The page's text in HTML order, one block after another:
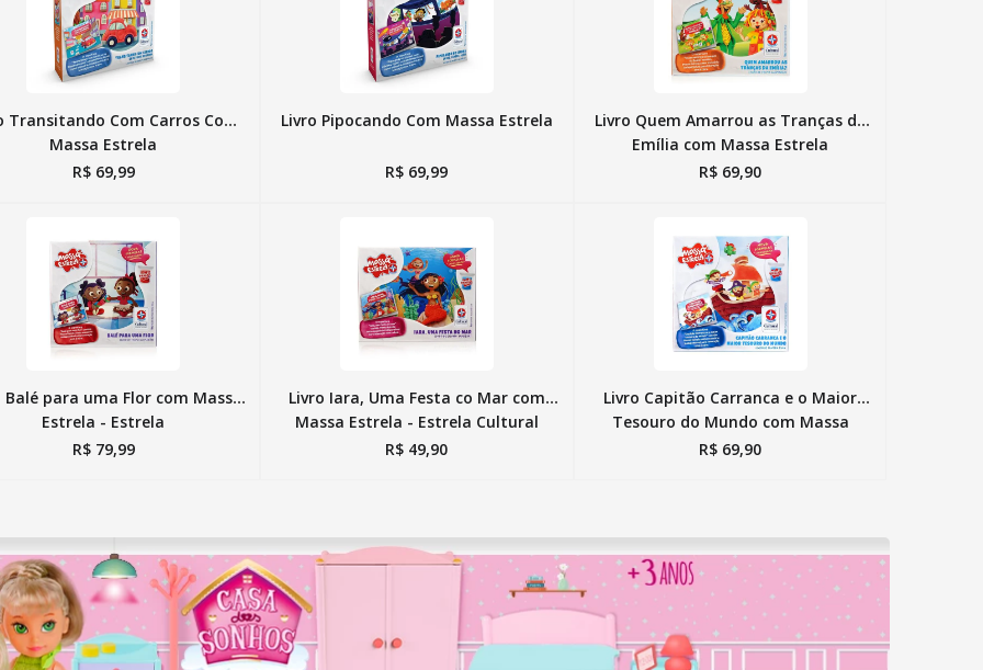
Transitando Com Carros Com
Massa Estrela
R$ 69,99
Livro Pipocando Com Massa Estrela
R$ 69,99
Livro Quem Amarrou as Tranças da
Emília com Massa Estrela
R$ 69,90
Balé para uma Flor com Massa
Estrela - Estrela
R$ 79,99
Livro Iara, Uma Festa co Mar com
Massa Estrela - Estrela Cultural
R$ 49,90
Livro Capitão Carranca e o Maior
Tesouro do Mundo com Massa
Estrela
R$ 69,90